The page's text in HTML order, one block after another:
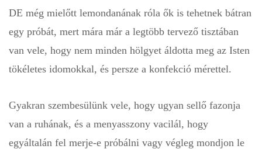
DE még mielőtt lemondanának róla ők is tehetnek bátran
egy próbát, mert mára már a legtöbb tervező tisztában
van vele, hogy nem minden hölgyet áldotta meg az Isten
tökéletes idomokkal, és persze a konfekció mérettel.
Gyakran szembesülünk vele, hogy ugyan sellő fazonja
van a ruhának, és a menyasszony vacilál, hogy
egyáltalán fel merje-e próbálni vagy végleg mondjon le